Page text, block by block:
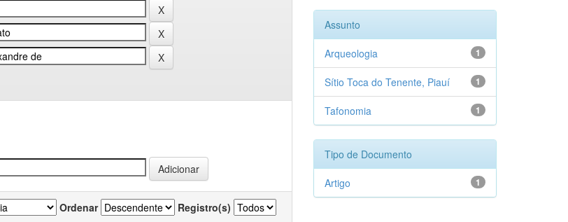
Ordenar Registro(s)
Assunto
1
Arqueologia
1
Sítio Toca do Tenente, Piauí
1
Tafonomia
Tipo de Documento
1
Artigo